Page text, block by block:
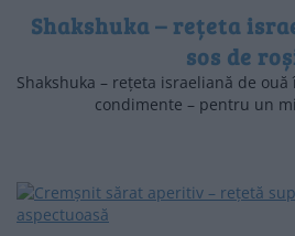
Shakshuka – rețeta
sos de
Shakshuka – rețeta israeliană de
condimente – pentru un